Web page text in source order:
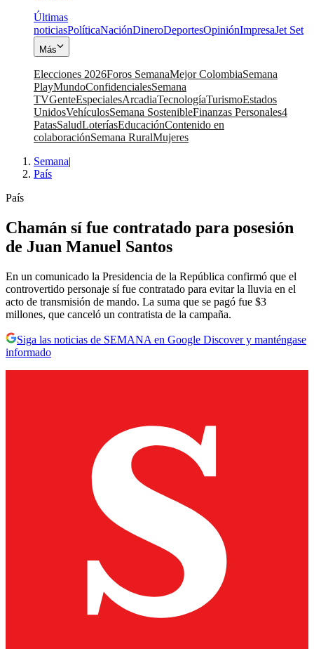
Últimas
noticiasPolíticaNaciónDineroDeportesOpiniónImpresaJet Set
Más
Elecciones 2026Foros SemanaMejor ColombiaSemana
PlayMundoConfidencialesSemana
TVGenteEspecialesArcadiaTecnologíaTurismoEstados
UnidosVehículosSemana SostenibleFinanzas Personales4
PatasSaludLoteríasEducaciónContenido en
colaboraciónSemana RuralMujeres
Semana|
País
País
Chamán sí fue contratado para posesión
de Juan Manuel Santos
En un comunicado la Presidencia de la República confirmó que el
controvertido personaje sí fue contratado para evitar la lluvia en el
acto de transmisión de mando. La suma que se pagó fue $3
millones, que canceló un contratista de la campaña.
Siga las noticias de SEMANA en Google Discover y manténgase
informado